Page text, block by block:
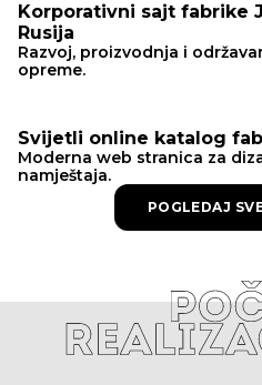
Korporativni sajt fabrike
Rusija
Razvoj, proizvodnja i
opreme.
Svijetli online katalog
Moderna web stranica za
namještaja.
POGLEDAJ